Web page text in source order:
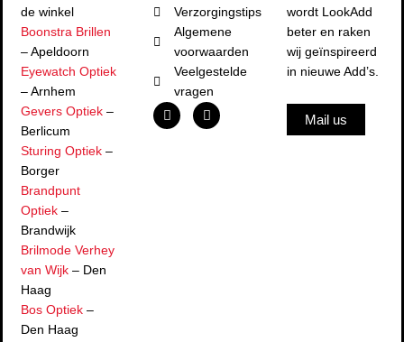
de winkel
Boonstra Brillen
– Apeldoorn
Eyewatch Optiek
– Arnhem
Gevers Optiek –
Berlicum
Sturing Optiek –
Borger
Brandpunt
Optiek –
Brandwijk
Brilmode Verhey
van Wijk – Den
Haag
Bos Optiek –
Den Haag
Verzorgingstips
Algemene
voorwaarden
Veelgestelde
vragen
F
a
c
I
n
s
wordt LookAdd
beter en raken
wij geïnspireerd
in nieuwe Add’s.
Mail us